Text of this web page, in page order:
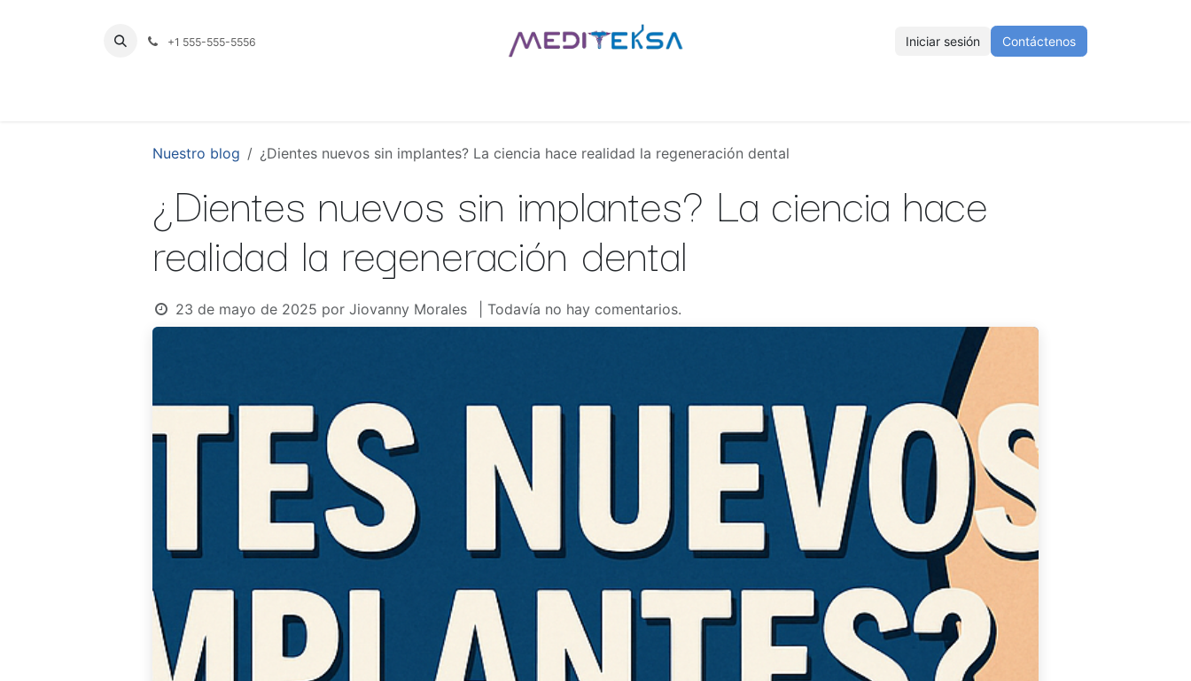
+1 555-555-5556 Iniciar sesión Contáctenos
Nuestro blog ¿Dientes nuevos sin implantes? La ciencia hace realidad la regeneración dental
¿Dientes nuevos sin implantes? La ciencia hace
realidad la regeneración dental
23 de mayo de 2025 por Jiovanny Morales | Todavía no hay comentarios.